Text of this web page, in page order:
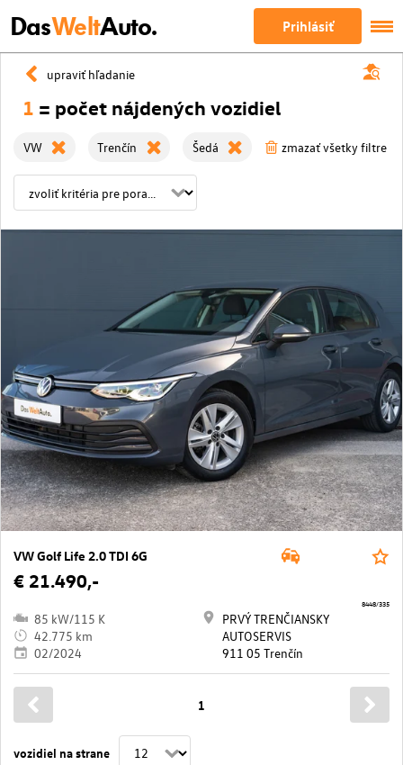
DasWeltAuto. Prihlásiť
upraviť hľadanie
1 = počet nájdených vozidiel
VW Trenčín Šedá zmazať všetky filtre
VW Golf Life 2.0 TDI 6G
€ 21.490,-
85 kW/115 K
42.775 km
02/2024
PRVÝ TRENČIANSKY
AUTOSERVIS
911 05 Trenčín
8448/335
vozidiel na strane
1